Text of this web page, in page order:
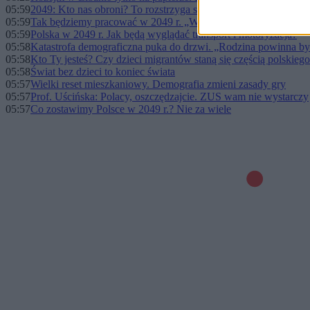
05:592049: Kto nas obroni? To rozstrzyga się już dziś
05:59Tak będziemy pracować w 2049 r. „Wygra ten, kto nadąży.
05:59Polska w 2049 r. Jak będą wyglądać transport i motoryzacja?
05:58Katastrofa demograficzna puka do drzwi. „Rodzina powinna
05:58Kto Ty jesteś? Czy dzieci migrantów staną się częścią
05:58Świat bez dzieci to koniec świata
05:57Wielki reset mieszkaniowy. Demografia zmieni zasady gry
05:57Prof. Uścińska: Polacy, oszczędzajcie. ZUS wam nie wystarczy
05:57Co zostawimy Polsce w 2049 r.? Nie za wiele